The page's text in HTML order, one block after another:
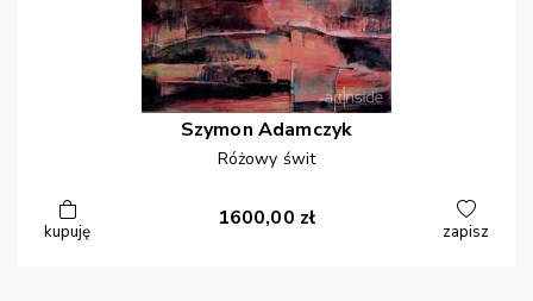
Szymon Adamczyk
Różowy świt
kupuję
1600,00 zł
zapisz